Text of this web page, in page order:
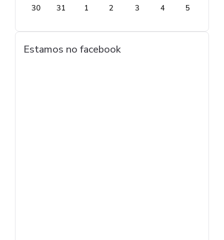
30 31 1 2 3 4 5
Estamos no facebook